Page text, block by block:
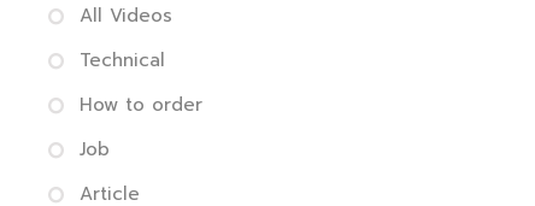
All Videos
Technical
How to order
Job
Article